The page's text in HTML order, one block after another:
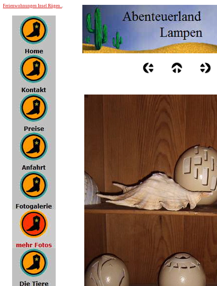
Ferienwohnungen Insel Rügen...